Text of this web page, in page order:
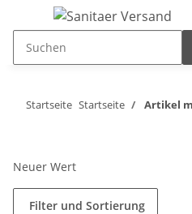
Startseite Startseite Artikel
Neuer Wert
Filter und Sortierung